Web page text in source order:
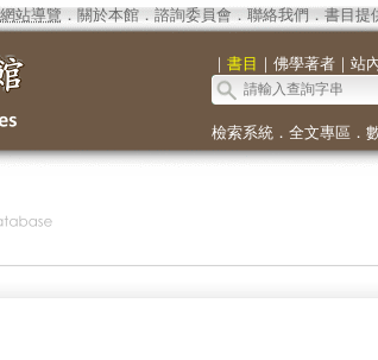
網站導覽 ． 關於本館． 諮詢委員會． 聯絡我們 ． 書目提
｜ 書目 ｜ 佛學著者｜ 站
檢索系統． 全文專區 ．